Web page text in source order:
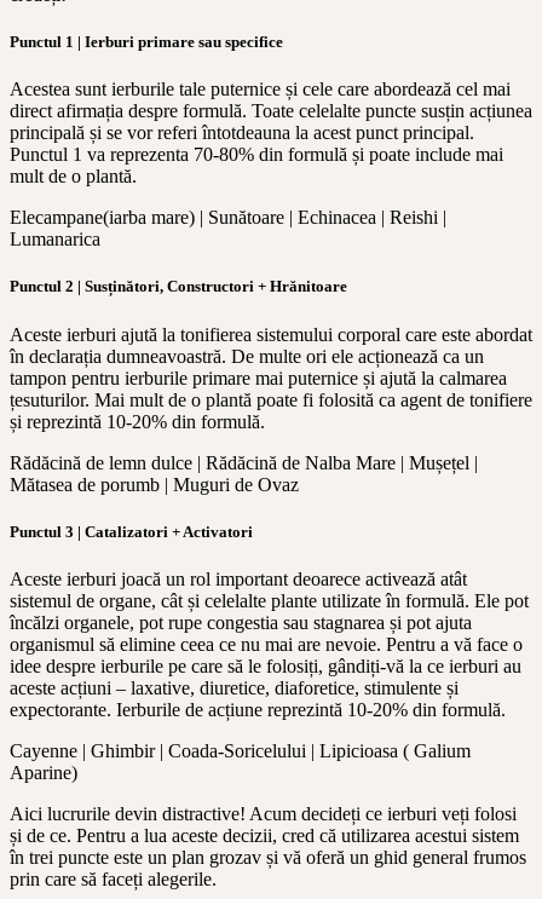
Punctul 1 | Ierburi primare sau specifice
Acestea sunt ierburile tale puternice și cele care abordează cel mai
direct afirmația despre formulă. Toate celelalte puncte susțin acțiunea
principală și se vor referi întotdeauna la acest punct principal.
Punctul 1 va reprezenta 70-80% din formulă și poate include mai
mult de o plantă.
Elecampane(iarba mare) | Sunătoare | Echinacea | Reishi |
Lumanarica
Punctul 2 | Susținători, Constructori + Hrănitoare
Aceste ierburi ajută la tonifierea sistemului corporal care este abordat
în declarația dumneavoastră. De multe ori ele acționează ca un
tampon pentru ierburile primare mai puternice și ajută la calmarea
țesuturilor. Mai mult de o plantă poate fi folosită ca agent de tonifiere
și reprezintă 10-20% din formulă.
Rădăcină de lemn dulce | Rădăcină de Nalba Mare | Mușețel |
Mătasea de porumb | Muguri de Ovaz
Punctul 3 | Catalizatori + Activatori
Aceste ierburi joacă un rol important deoarece activează atât
sistemul de organe, cât și celelalte plante utilizate în formulă. Ele pot
încălzi organele, pot rupe congestia sau stagnarea și pot ajuta
organismul să elimine ceea ce nu mai are nevoie. Pentru a vă face o
idee despre ierburile pe care să le folosiți, gândiți-vă la ce ierburi au
aceste acțiuni – laxative, diuretice, diaforetice, stimulente și
expectorante. Ierburile de acțiune reprezintă 10-20% din formulă.
Cayenne | Ghimbir | Coada-Soricelului | Lipicioasa ( Galium
Aparine)
Aici lucrurile devin distractive! Acum decideți ce ierburi veți folosi
și de ce. Pentru a lua aceste decizii, cred că utilizarea acestui sistem
în trei puncte este un plan grozav și vă oferă un ghid general frumos
prin care să faceți alegerile.